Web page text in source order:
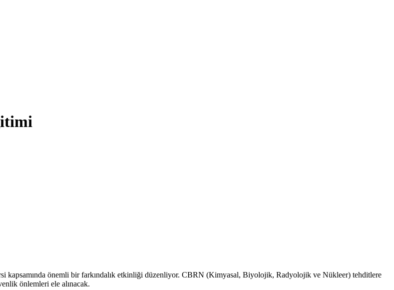
önemli bir farkındalık etkinliği düzenliyor. CBRN (Kimyasal, Biyolojik, Radyolojik ve Nükleer) tehditlere
önlemleri ele alınacak.